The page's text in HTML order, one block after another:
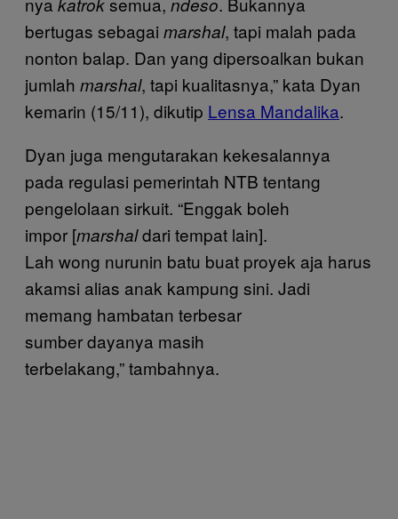
bertugas sebagai marshal, tapi malah pada
nonton balap. Dan yang dipersoalkan bukan
jumlah marshal, tapi kualitasnya,” kata Dyan
kemarin (15/11), dikutip Lensa Mandalika.
Dyan juga mengutarakan kekesalannya
pada regulasi pemerintah NTB tentang
pengelolaan sirkuit. “Enggak boleh
impor [marshaldari tempat lain].
Lah wong nurunin batu buat proyek aja harus
akamsi alias anak kampung sini. Jadi
memang hambatan terbesar
sumber dayanya masih
terbelakang,” tambahnya.